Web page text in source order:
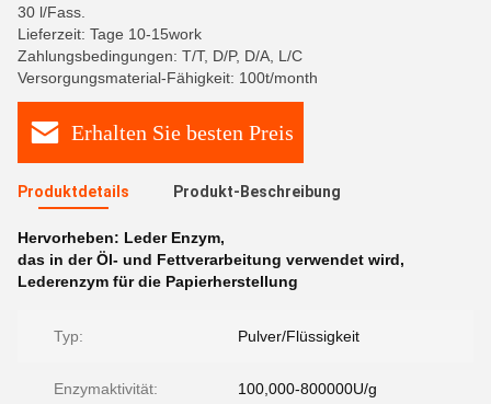
30 l/Fass.
Lieferzeit: Tage 10-15work
Zahlungsbedingungen: T/T, D/P, D/A, L/C
Versorgungsmaterial-Fähigkeit: 100t/month
Erhalten Sie besten Preis
Produktdetails Produkt-Beschreibung
Hervorheben: Leder Enzym,
das in der Öl- und Fettverarbeitung verwendet wird,
Lederenzym für die Papierherstellung
Typ: Pulver/Flüssigkeit
Enzymaktivität: 100,000-800000U/g